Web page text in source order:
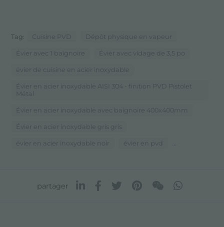
Tag: Cuisine PVD Dépôt physique en vapeur
Évier avec 1 baignoire Évier avec vidage de 3,5 po
évier de cuisine en acier inoxydable
Évier en acier inoxydable AISI 304 - finition PVD Pistolet
Métal
Évier en acier inoxydable avec baignoire 400x400mm
Évier en acier inoxydable gris gris
évier en acier inoxydable noir évier en pvd ...
partager